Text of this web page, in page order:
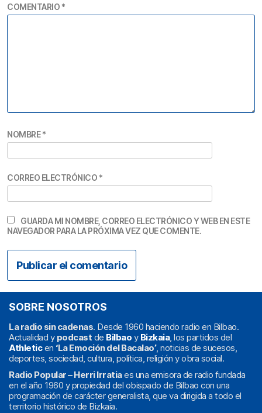
COMENTARIO *
NOMBRE*
CORREO ELECTRÓNICO *
GUARDA MI NOMBRE, CORREO ELECTRÓNICO Y WEB EN ESTE
NAVEGADOR PARA LA PRÓXIMA VEZ QUE COMENTE.
SOBRE NOSOTROS
La radio sin cadenas. Desde 1960 haciendo radio en Bilbao.
Actualidad y podcast de Bilbao y Bizkaia, los partidos del
Athleticen ‘La Emoción del Bacalao’, noticias de sucesos,
deportes, sociedad, cultura, política, religión y obra social.
Radio Popular – Herri Irratiaes una emisora de radio fundada
en el año 1960 y propiedad del obispado de Bilbao con una
programación de carácter generalista, que va dirigida a todo el
territorio histórico de Bizkaia.